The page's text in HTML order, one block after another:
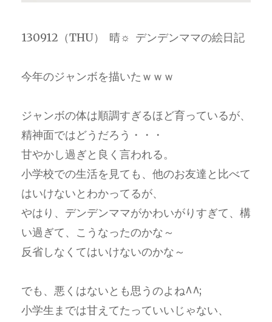
130912（THU） 晴☼ デンデンママの絵日記
今年のジャンボを描いたｗｗｗ
ジャンボの体は順調すぎるほど育っているが、
精神面ではどうだろう・・・
甘やかし過ぎと良く言われる。
小学校での生活を見ても、他のお友達と比べて
はいけないとわかってるが、
やはり、デンデンママがかわいがりすぎて、構
い過ぎて、こうなったのかな～
反省しなくてはいけないのかな～
でも、悪くはないとも思うのよね^^;
小学生までは甘えてたっていいじゃない、